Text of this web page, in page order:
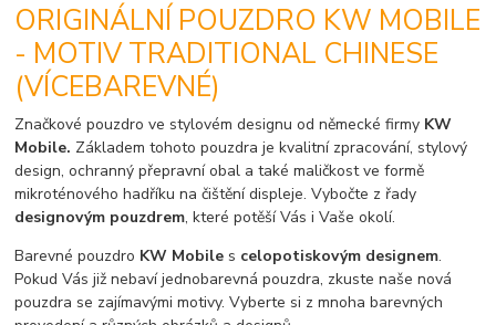
ORIGINÁLNÍ POUZDRO KW MOBILE
- MOTIV TRADITIONAL CHINESE
(VÍCEBAREVNÉ)
Značkové pouzdro ve stylovém designu od německé firmy KW
Mobile. Základem tohoto pouzdra je kvalitní zpracování, stylový
design, ochranný přepravní obal a také maličkost ve formě
mikroténového hadříku na čištění displeje. Vybočte z řady
designovým pouzdrem, které potěší Vás i Vaše okolí.
Barevné pouzdro KW Mobile s celopotiskovým designem.
Pokud Vás již nebaví jednobarevná pouzdra, zkuste naše nová
pouzdra se zajímavými motivy. Vyberte si z mnoha barevných